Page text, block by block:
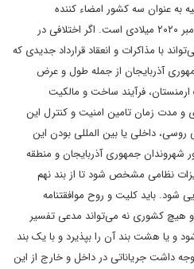
به عنوان سه کشور امضاء کننده
موافقتنامه ‌‌آتش‌بس قره باغ در ۱۰ نوامبر ۲۰۲۰ میلادی است. اگر اختلافی در
می‌تواند با مذاکرات و انعقاد قرارداد جدیدی که
آذربایجان از جمله طول و عرض
فرآیند ساخت و مالکیت
و مدت زمان تامین امنیت و کنترل این
روسی، داخلی یا بین المللی بودن این
شهروندان جمهوری آذربایجان و منطقه
نظامی مشخص شود تا از بند نهم
شود. باید کلیت و روح موافقتنامه
و هیچ کشوری نه می‌تواند مدعی تفسیر
و یا هشت بند آن را بپذیرد و با یک بند
داشت جریاناتی در داخل و خارج از این